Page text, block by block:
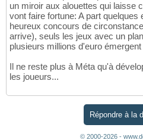
un miroir aux alouettes qui laisse
vont faire fortune: A part
heureux concours de
arrive), seuls les jeux avec un
plusieurs millions d'euro
Il ne reste plus à Méta qu'à
les joueurs...
Répondre à la
© 2000-2026 -